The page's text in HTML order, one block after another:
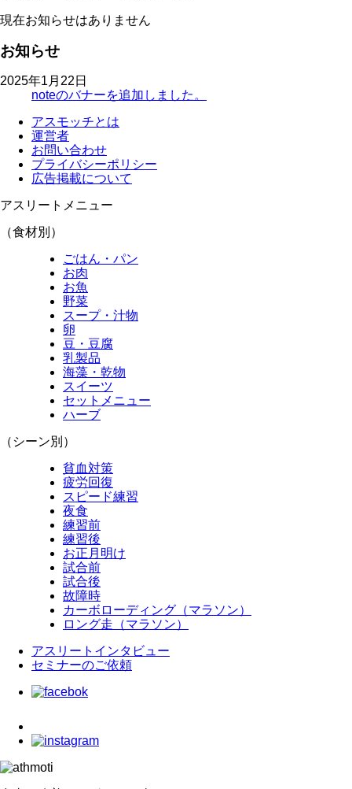
現在お知らせはありません
お知らせ
2025年1月22日
noteのバナーを追加しました。
アスモッチとは
運営者
お問い合わせ
プライバシーポリシー
広告掲載について
アスリートメニュー
（食材別）
ごはん・パン
お肉
お魚
野菜
スープ・汁物
卵
豆・豆腐
乳製品
海藻・乾物
スイーツ
セットメニュー
ハーブ
（シーン別）
貧血対策
疲労回復
スピード練習
夜食
練習前
練習後
お正月明け
試合前
試合後
故障時
カーボローディング（マラソン）
ロング走（マラソン）
アスリートインタビュー
セミナーのご依頼